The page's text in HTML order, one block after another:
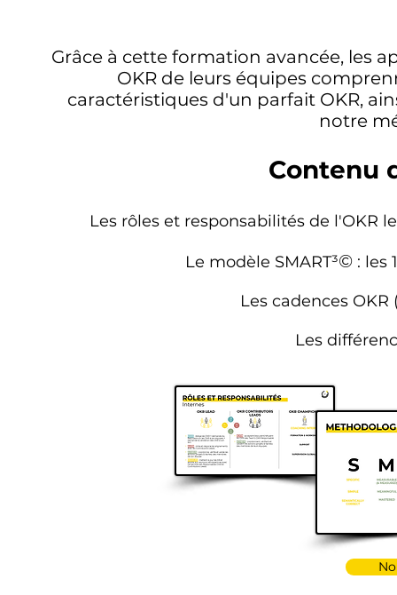
Grâce à cette formation avancée, les
OKR de leurs équipes
caractéristiques d'un parfait OKR,
notre
Contenu
Les rôles et responsabilités de l'OKR
Le modèle SMART³©: les
Les cadences
Les